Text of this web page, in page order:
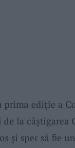
prima ediție a
la câștigarea
și sper să fie